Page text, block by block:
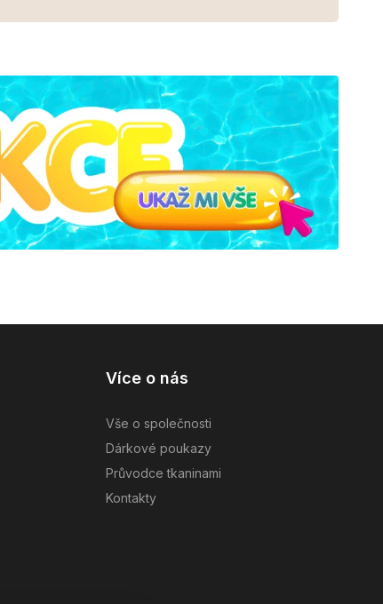
Více o nás
Vše o společnosti
Dárkové poukazy
Průvodce tkaninami
Kontakty